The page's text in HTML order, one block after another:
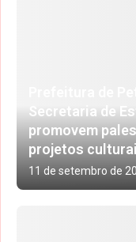
Secretaria de
promovem
projetos
11 de setembro de